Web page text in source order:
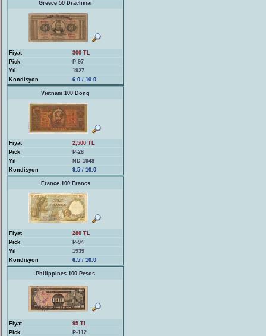
Greece 50 Drachmai
Fiyat
300 TL
Pick
P-97
Yıl
1927
Kondisyon
6.0 / 10.0
Vietnam 100 Dong
Fiyat
2,500 TL
Pick
P-28
Yıl
ND-1948
Kondisyon
9.5 / 10.0
France 100 Francs
Fiyat
280 TL
Pick
P-94
Yıl
1939
Kondisyon
6.5 / 10.0
Philippines 100 Pesos
Fiyat
95 TL
Pick
P-112